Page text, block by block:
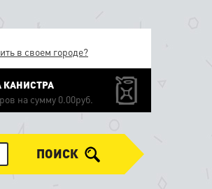
в своем городе?
на сумму 0.00руб.
ПОИСК